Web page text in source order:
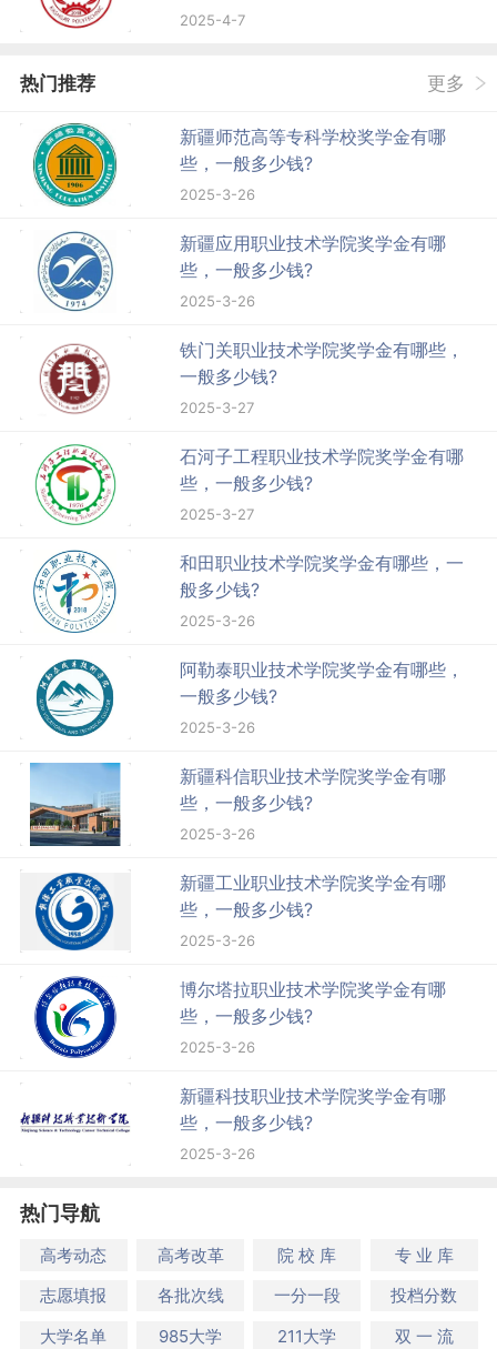
2025-4-7
热门推荐 更多
新疆师范高等专科学校奖学金有哪
些，一般多少钱?
2025-3-26
新疆应用职业技术学院奖学金有哪
些，一般多少钱?
2025-3-26
铁门关职业技术学院奖学金有哪些，
一般多少钱?
2025-3-27
石河子工程职业技术学院奖学金有哪
些，一般多少钱?
2025-3-27
和田职业技术学院奖学金有哪些，一
般多少钱?
2025-3-26
阿勒泰职业技术学院奖学金有哪些，
一般多少钱?
2025-3-26
新疆科信职业技术学院奖学金有哪
些，一般多少钱?
2025-3-26
新疆工业职业技术学院奖学金有哪
些，一般多少钱?
2025-3-26
博尔塔拉职业技术学院奖学金有哪
些，一般多少钱?
2025-3-26
新疆科技职业技术学院奖学金有哪
些，一般多少钱?
2025-3-26
热门导航
高考动态 高考改革 院 校 库
专 业 库
志愿填报
各批次线 一分一段
投档分数
大学名单
985大学 211大学 双 一 流